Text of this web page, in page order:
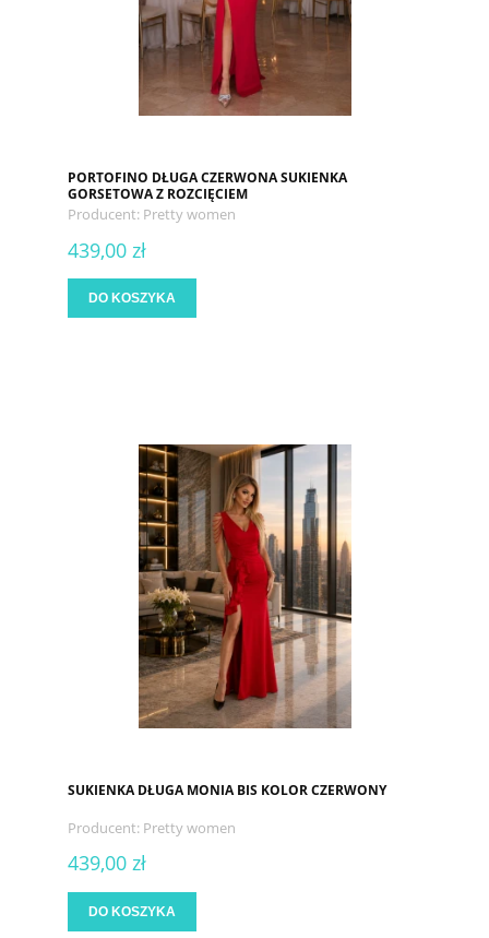
PORTOFINO DŁUGA CZERWONA SUKIENKA
GORSETOWA Z ROZCIĘCIEM
Producent: Pretty women
439,00 zł
DO KOSZYKA
SUKIENKA DŁUGA MONIA BIS KOLOR CZERWONY
Producent: Pretty women
439,00 zł
DO KOSZYKA